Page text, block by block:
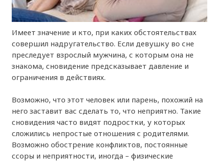
Имеет значение и кто, при каких обстоятельствах
совершил надругательство. Если девушку во сне
преследует взрослый мужчина, с которым она не
знакома, сновидение предсказывает давление и
ограничения в действиях.
Возможно, что этот человек или парень, похожий на
него заставит вас сделать то, что неприятно. Такие
сновидения часто видят подростки, у которых
сложились непростые отношения с родителями.
Возможно обострение конфликтов, постоянные
ссоры и неприятности, иногда – физические